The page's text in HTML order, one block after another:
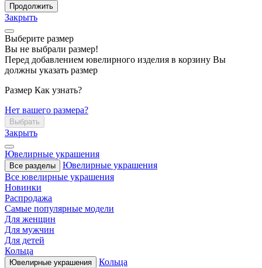
Продолжить
Закрыть
Выберите размер
Вы не выбрали размер!
Перед добавлением ювелирного изделия в корзину Вы
должны указать размер
Размер Как узнать?
Нет вашего размера?
Выбрать
Закрыть
Ювелирные украшения
Все разделы
Ювелирные украшения
Все ювелирные украшения
Новинки
Распродажа
Самые популярные модели
Для женщин
Для мужчин
Для детей
Кольца
Ювелирные украшения
Кольца